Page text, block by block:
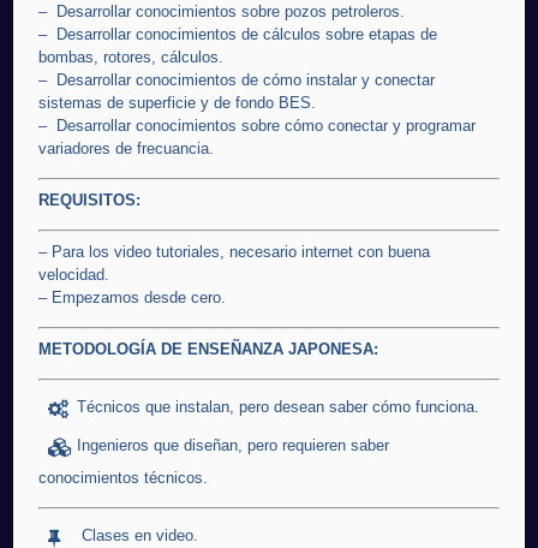
– Desarrollar conocimientos sobre pozos petroleros.
– Desarrollar conocimientos de cálculos sobre etapas de
bombas, rotores, cálculos.
– Desarrollar conocimientos de cómo instalar y conectar
sistemas de superficie y de fondo BES.
– Desarrollar conocimientos sobre cómo conectar y programar
variadores de frecuancia.
REQUISITOS:
– Para los video tutoriales, necesario internet con buena
velocidad.
– Empezamos desde cero.
METODOLOGÍA DE ENSEÑANZA JAPONESA:
Técnicos que instalan, pero desean saber cómo funciona.
Ingenieros que diseñan, pero requieren saber
conocimientos técnicos.
Clases en video.